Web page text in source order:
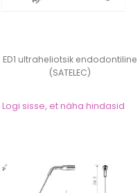
ED1 ultraheliotsik endodontiline
(SATELEC)
Logi sisse, et näha hindasid